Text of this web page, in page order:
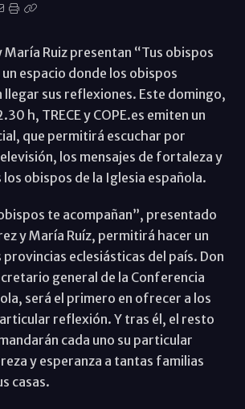
María Ruiz presentan “Tus obispos
espacio donde los obispos
llegar sus reflexiones. Este domingo,
h, TRECE y COPE.es emiten un
que permitirá escuchar por
los mensajes de fortaleza y
obispos de la Iglesia española.
te acompañan”, presentado
y María Ruíz, permitirá hacer un
eclesiásticas del país. Don
general de la Conferencia
será el primero en ofrecer a los
reflexión. Y tras él, el resto
cada uno su particular
y esperanza a tantas familias
casas.